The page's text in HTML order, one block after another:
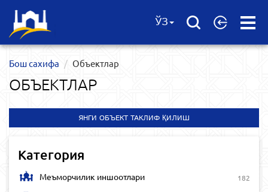
Open
ЎЗ
Бош сахифа Объектлар
ОБЪЕКТЛАР
ЯНГИ ОБЪЕКТ ТАКЛИФ ҚИЛИШ
Категория
Меъморчилик иншоотлари 182